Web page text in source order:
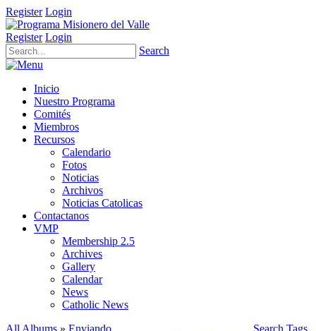
Register Login
Register Login
Search
Inicio
Nuestro Programa
Comités
Miembros
Recursos
Calendario
Fotos
Noticias
Archivos
Noticias Catolicas
Contactanos
VMP
Membership 2.5
Archives
Gallery
Calendar
News
Catholic News
All Albums » Enviando
Search Tags